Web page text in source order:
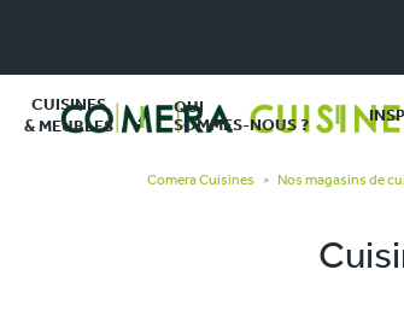
CUISINES
& MEUBLES
QUI
SOMMES-NOUS ?
Comera Cuisines > Nos magasins de